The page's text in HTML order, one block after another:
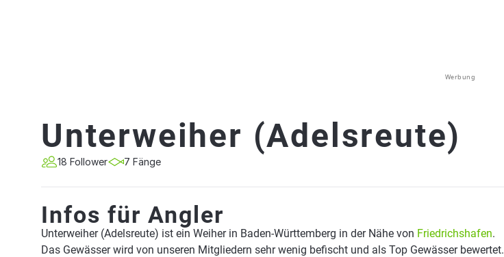
Werbung
Unterweiher (Adelsreute)
18 Follower 7 Fänge
Infos für Angler
Unterweiher (Adelsreute) ist ein Weiher in Baden-Württemberg in der Nähe von Friedrichshafen.
Das Gewässer wird von unseren Mitgliedern sehr wenig befischt und als Top Gewässer bewertet.